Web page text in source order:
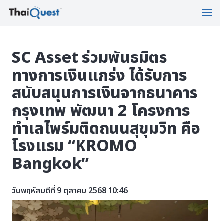
SC Asset ร่วมพันธมิตร
ทางการเงินแกร่ง ได้รับการ
สนับสนุนการเงินจากธนาคาร
กรุงเทพ พัฒนา 2 โครงการ
ทำเลไพร์มติดถนนสุขุมวิท คือ
โรงแรม “KROMO
Bangkok”
วันพฤหัสบดีที่ 9 ตุลาคม 2568 10:46